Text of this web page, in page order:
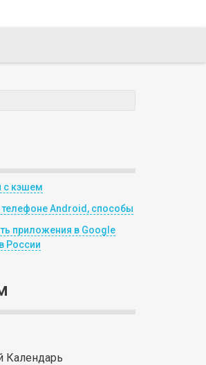
с кэшем
телефоне Android, способы
приложения в Google
России
Календарь